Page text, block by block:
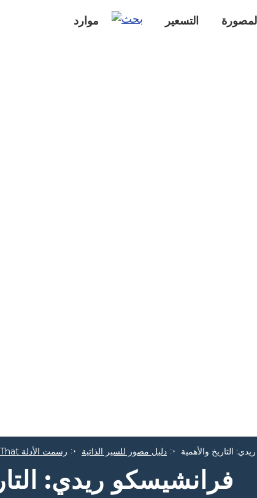
موارد التسعير
Storyboard That رسمت الأدلة دليل مصور للسير الذاتية التاريخ والأهمية
فرانشيسكو ريدي: